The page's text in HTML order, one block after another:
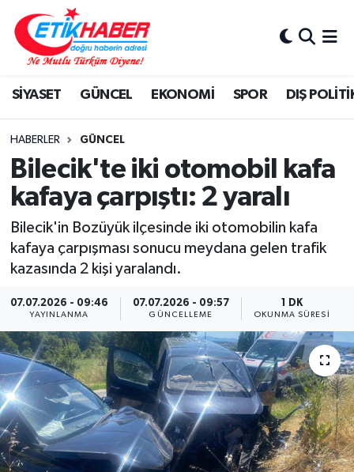
SİYASET GÜNCEL EKONOMİ SPOR DIŞ
HABERLER GÜNCEL
Bilecik'te iki otomobil kafa
kafaya çarpıştı: 2 yaralı
Bilecik'in Bozüyük ilçesinde iki otomobilin kafa
kafaya çarpışması sonucu meydana gelen trafik
kazasında 2 kişi yaralandı.
07.07.2026 - 09:46
YAYINLANMA
07.07.2026 - 09:57
GÜNCELLEME
1 DK
OKUNMA SÜRESI
BİLİM-TEKNOLOJİ
DIŞ POLİTİKA
DÜNYA
EĞİTİM GENÇLİK
EKONOMİ
KÖŞE YAZILARI
KÜLTÜR-SANAT-MAGAZİN
MEDYA
ÖZEL HABER
RÖPORTAJLAR
SAĞLIK
Nöbetçi Eczaneler
Hava Durumu
İstanbul Namaz Vakitleri
Trafik Durumu
Süper Lig Puan Durumu ve Fikstür
Tüm Manşetler
Son Dakika Haberleri
Haber Arşivi